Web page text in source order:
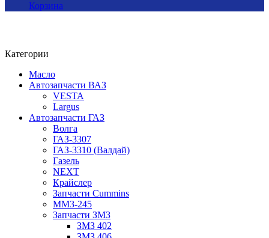
Корзина
Категории
Масло
Автозапчасти ВАЗ
VESTA
Largus
Автозапчасти ГАЗ
Волга
ГАЗ-3307
ГАЗ-3310 (Валдай)
Газель
NEXT
Крайслер
Запчасти Cummins
ММЗ-245
Запчасти ЗМЗ
ЗМЗ 402